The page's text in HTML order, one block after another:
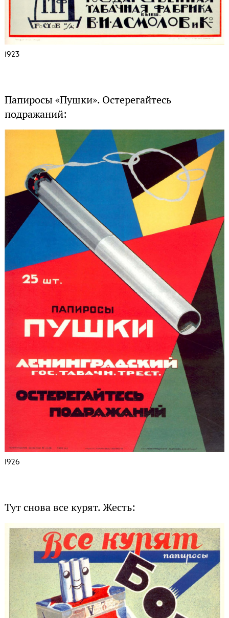
1923
Папиросы «Пушки». Остерегайтесь
подражаний:
1926
Тут снова все курят. Жесть: